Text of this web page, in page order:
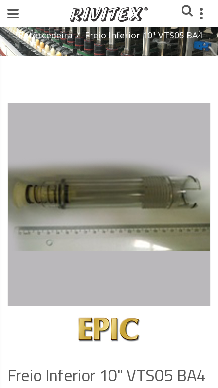
Home
Peças - Fiação Convencional
Retorcedeira
Freio Inferior 10" VTS05 BA4
Freio Inferior 10" VTS05 BA4